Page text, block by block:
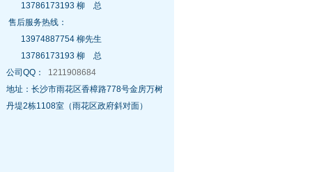
13786173193 柳 总
售后服务热线：
13974887754 柳先生
13786173193 柳 总
公司QQ： 1211908684
地址：长沙市雨花区香樟路778号金房万树
丹堤2栋1108室（雨花区政府斜对面）